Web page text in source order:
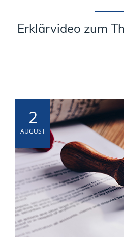
Erklärvideo zum
2
AUGUST